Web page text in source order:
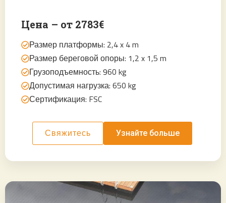
Цена – от 2783€
Размер платформы: 2,4 x 4 m
Размер береговой опоры: 1,2 x 1,5 m
Грузоподъемность: 960 kg
Допустимая нагрузка: 650 kg
Сертификация: FSC
Свяжитесь Узнайте больше